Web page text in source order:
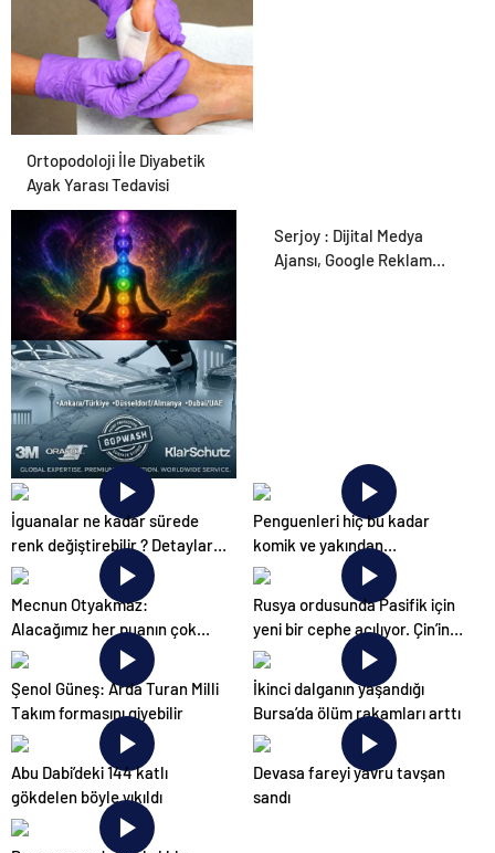
Ortopodoloji İle Diyabetik
Ayak Yarası Tedavisi
Zihnin Gizemli Sınırları ve
Ötesi : Nasılnedir.com
Serjoy : Dijital Medya
Ajansı, Google Reklam
UETDS Nedir ? Uetds.com
İle Akıllı Dijital Taşımacılık
Yazılımı
İguanalar ne kadar sürede
renk değiştirebilir ? Detaylar
burada…
Penguenleri hiç bu kadar
komik ve yakından
görmemiştiniz
Mecnun Otyakmaz:
Alacağımız her puanın çok
önemi var
Rusya ordusunda Pasifik için
yeni bir cephe açılıyor. Çin’in
ilk tepkisi!
Şenol Güneş: Arda Turan Milli
Takım formasını giyebilir
İkinci dalganın yaşandığı
Bursa’da ölüm rakamları arttı
Abu Dabi’deki 144 katlı
gökdelen böyle yıkıldı
Devasa fareyi yavru tavşan
sandı